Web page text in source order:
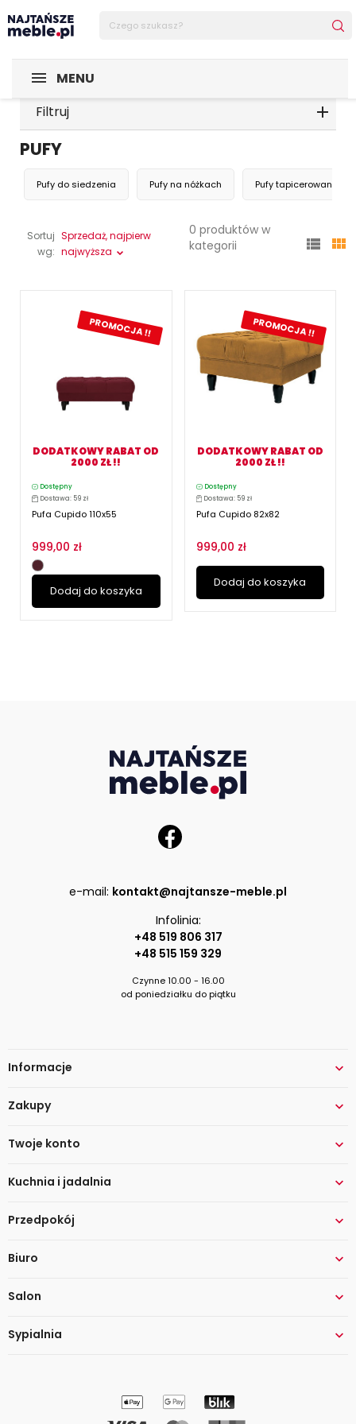
MENU
Filtruj
PUFY
Pufy do siedzenia Pufy na nóżkach Pufy tapicerowane
Sortuj
wg:
Sprzedaż, najpierw
najwyższa
0 produktów w
kategorii
 
PROMOCJA !!
DODATKOWY RABAT OD
2000 ZŁ !!
Dostępny
Dostawa: 59 zł
Pufa Cupido 110x55
999,00 zł
Dodaj do koszyka
PROMOCJA !!
DODATKOWY RABAT OD
2000 ZŁ !!
Dostępny
Dostawa: 59 zł
Pufa Cupido 82x82
999,00 zł
Dodaj do koszyka
e-mail: kontakt@najtansze-meble.pl
Infolinia:
+48 519 806 317
+48 515 159 329
Czynne 10.00 - 16.00
od poniedziałku do piątku
Informacje 
Zakupy 
Twoje konto 
Kuchnia i jadalnia 
Przedpokój 
Biuro 
Salon 
Sypialnia 